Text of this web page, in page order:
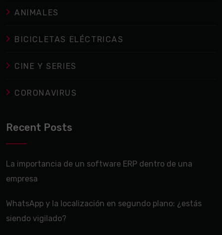
ANIMALES
BICICLETAS ELÉCTRICAS
CINE Y SERIES
CORONAVIRUS
Recent Posts
La importancia de un software ERP dentro de una
empresa
WhatsApp y la localización en segundo plano: ¿estás
siendo vigilado?